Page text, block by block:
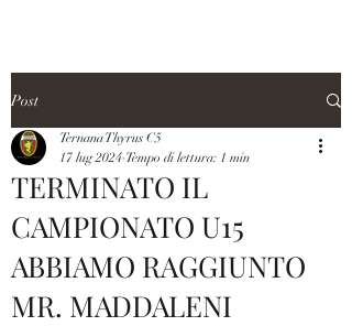
Post
TERMINATO IL
CAMPIONATO U15
ABBIAMO RAGGIUNTO
MR. MADDALENI
Ternana Thyrus C5
17 lug 2024 Tempo di lettura: 1 min